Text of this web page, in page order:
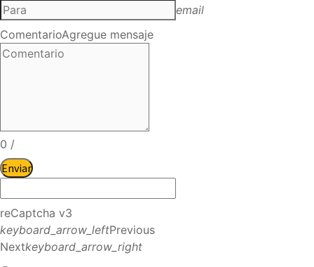
email
ComentarioAgregue mensaje
0 /
Enviar
reCaptcha v3
keyboard_arrow_leftPrevious
Nextkeyboard_arrow_right